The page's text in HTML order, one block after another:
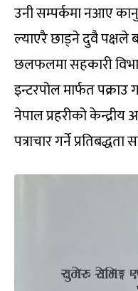
उनी सम्पर्कमा नआए
ल्याएरै छाड्ने दुवै पक्षले
छलफलमा सहकारी
इन्टरपोल मार्फत
नेपाल प्रहरीको
पत्राचार गर्ने